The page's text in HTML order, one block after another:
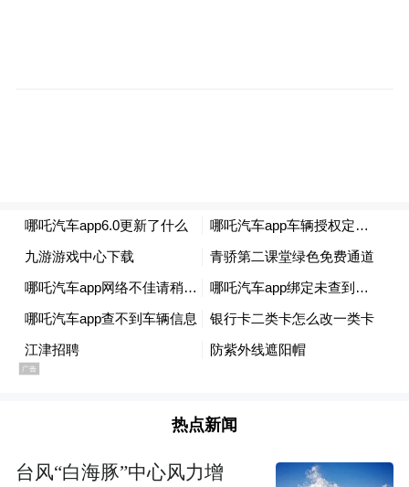
热点新闻
台风“白海豚”中心风力增